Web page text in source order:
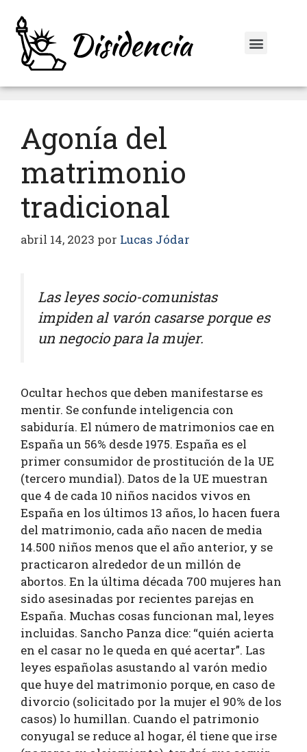
Agonía del
matrimonio
tradicional
abril 14, 2023 por Lucas Jódar
Las leyes socio-comunistas
impiden al varón casarse porque es
un negocio para la mujer.
Ocultar hechos que deben manifestarse es
mentir. Se confunde inteligencia con
sabiduría. El número de matrimonios cae en
España un 56% desde 1975. España es el
primer consumidor de prostitución de la UE
(tercero mundial). Datos de la UE muestran
que 4 de cada 10 niños nacidos vivos en
España en los últimos 13 años, lo hacen fuera
del matrimonio, cada año nacen de media
14.500 niños menos que el año anterior, y se
practicaron alrededor de un millón de
abortos. En la última década 700 mujeres han
sido asesinadas por recientes parejas en
España. Muchas cosas funcionan mal, leyes
incluidas. Sancho Panza dice: “quién acierta
en el casar no le queda en qué acertar”. Las
leyes españolas asustando al varón medio
que huye del matrimonio porque, en caso de
divorcio (solicitado por la mujer el 90% de los
casos) lo humillan. Cuando el patrimonio
conyugal se reduce al hogar, él tiene que irse